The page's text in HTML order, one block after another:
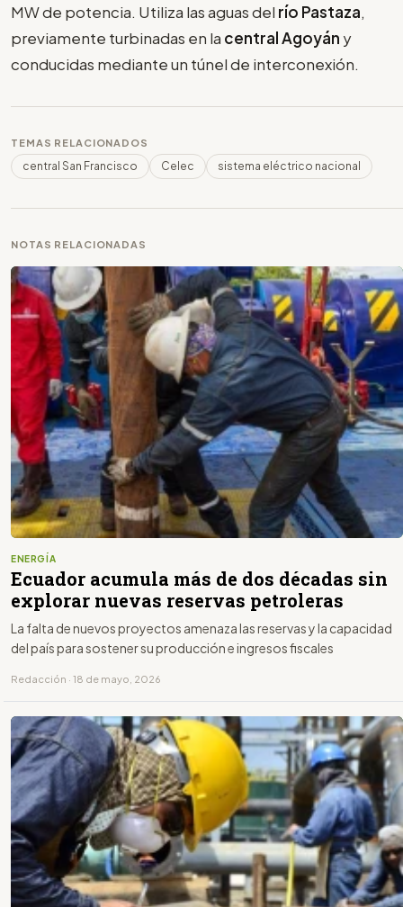
MW de potencia. Utiliza las aguas del río Pastaza,
previamente turbinadas en la central Agoyán y
conducidas mediante un túnel de interconexión.
TEMAS RELACIONADOS
central San Francisco Celec sistema eléctrico nacional
NOTAS RELACIONADAS
ENERGÍA
Ecuador acumula más de dos décadas sin
explorar nuevas reservas petroleras
La falta de nuevos proyectos amenaza las reservas y la capacidad
del país para sostener su producción e ingresos fiscales
Redacción · 18 de mayo, 2026